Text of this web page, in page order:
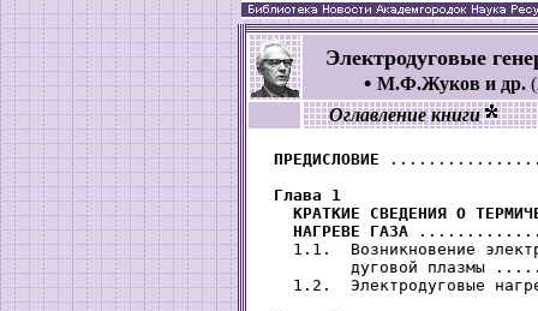
Электродуговые
• М.Ф.Жуков и др. (
Оглавление книги
ПРЕДИСЛОВИЕ
Глава 1
КРАТКИЕ СВЕДЕНИЯ О
   НАГРЕВЕ ГАЗА
1.1.  Возникновение
дуговой плазмы
1.2.  Электродуговые